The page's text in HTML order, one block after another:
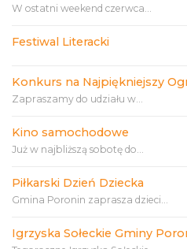
W ostatni weekend czerwca...
Festiwal Literacki
Konkurs na Najpiękniejszy
Zapraszamy do udziału w...
Kino samochodowe
Już w najbliższą sobotę do...
Piłkarski Dzień Dziecka
Gmina Poronin zaprasza dzieci...
Igrzyska Sołeckie Gminy